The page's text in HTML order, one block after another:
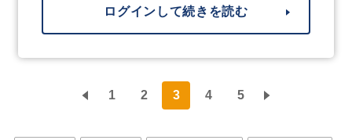
ログインして続きを読む
1 2 3 4 5